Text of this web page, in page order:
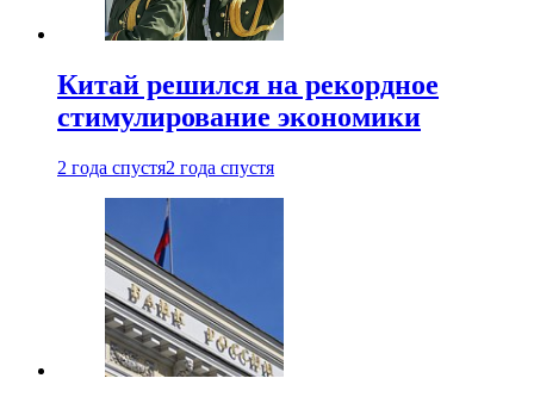
Китай решился на рекордное
стимулирование экономики
2 года спустя2 года спустя